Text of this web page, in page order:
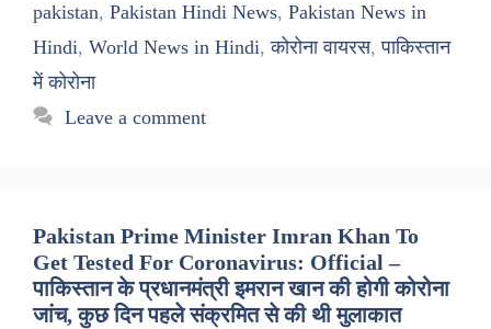
pakistan, Pakistan Hindi News, Pakistan News in
Hindi, World News in Hindi,कोरोना वायरस,पाकिस्तान
में कोरोना
Leave a comment
Pakistan Prime Minister Imran Khan To
Get Tested For Coronavirus: Official –
पाकिस्तान के प्रधानमंत्री इमरान खान की होगी कोरोना
जांच, कुछ दिन पहले संक्रमित से की थी मुलाकात